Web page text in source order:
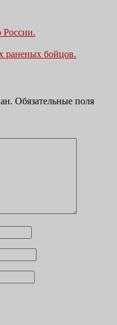
России.
раненых бойцов.
Обязательные поля